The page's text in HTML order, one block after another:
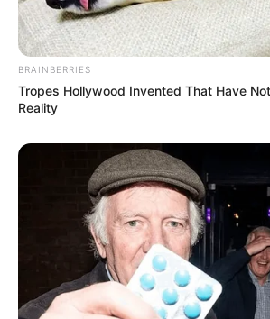
BRAINBERRIES
Tropes Hollywood Invented That Have
Reality